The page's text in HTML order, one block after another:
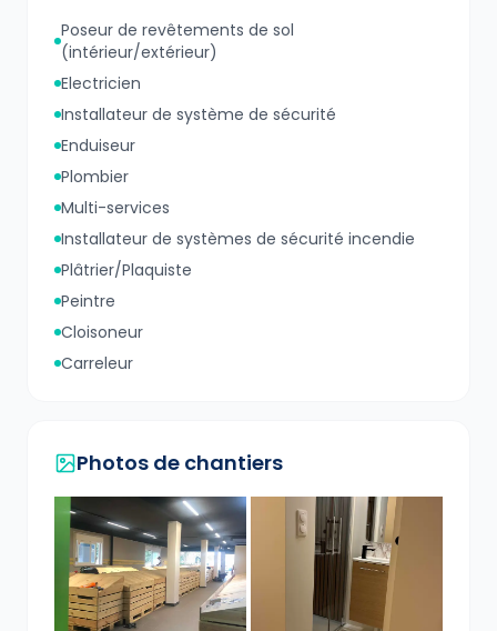
Poseur de revêtements de sol
(intérieur/extérieur)
Electricien
Installateur de système de sécurité
Enduiseur
Plombier
Multi-services
Installateur de systèmes de sécurité incendie
Plâtrier/Plaquiste
Peintre
Cloisoneur
Carreleur
Photos de chantiers